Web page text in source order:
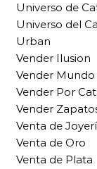
Universo de
Universo del
Urban
Vender Ilusion
Vender Mundo
Vender Por
Vender
Venta de
Venta de Oro
Venta de Plata